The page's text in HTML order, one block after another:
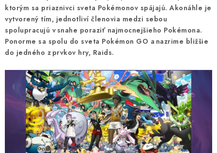
OSTATNÉ TCG
VÝKUP KARIET
KUSOVÉ KARTY
HIT PARADE
LEGO
HERNÉ PRÍSLUŠENSTVO
ktorým sa priaznivci sveta Pokémonov spájajú. Akonáhle je
vytvorený tím, jednotliví členovia medzi sebou
spolupracujú v snahe poraziť najmocnejšieho Pokémona.
Ponorme sa spolu do sveta Pokémon GO a nazrime bližšie
do jedného z prvkov hry, Raids.